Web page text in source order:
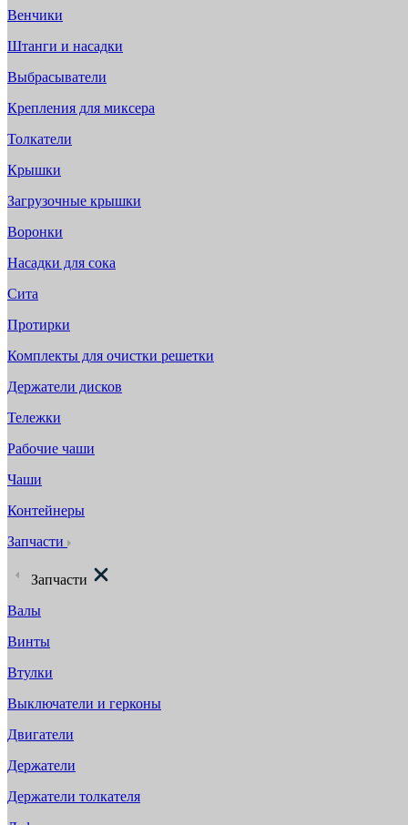
Венчики
Штанги и насадки
Выбрасыватели
Крепления для миксера
Толкатели
Крышки
Загрузочные крышки
Воронки
Насадки для сока
Сита
Протирки
Комплекты для очистки решетки
Держатели дисков
Тележки
Рабочие чаши
Чаши
Контейнеры
Запчасти
Запчасти
Валы
Винты
Втулки
Выключатели и герконы
Двигатели
Держатели
Держатели толкателя